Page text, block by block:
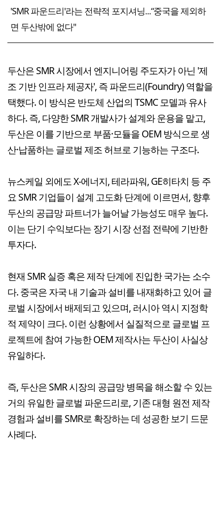
'SMR 파운드리'라는 전략적 포지셔닝...“중국을 제외하
면 두산밖에 없다"
두산은 SMR 시장에서 엔지니어링 주도자가 아닌 '제
조 기반 인프라 제공자', 즉 파운드리(Foundry) 역할을
택했다. 이 방식은 반도체 산업의 TSMC 모델과 유사
하다. 즉, 다양한 SMR 개발사가 설계와 운용을 맡고,
두산은 이를 기반으로 부품·모듈을 OEM 방식으로 생
산·납품하는 글로벌 제조 허브로 기능하는 구조다.
뉴스케일 외에도 X-에너지, 테라파워, GE히타치 등 주
요 SMR 기업들이 설계 고도화 단계에 이르면서, 향후
두산의 공급망 파트너가 늘어날 가능성도 매우 높다.
이는 단기 수익보다는 장기 시장 선점 전략에 기반한
투자다.
현재 SMR 실증 혹은 제작 단계에 진입한 국가는 소수
다. 중국은 자국 내 기술과 설비를 내재화하고 있어 글
로벌 시장에서 배제되고 있으며, 러시아 역시 지정학
적 제약이 크다. 이런 상황에서 실질적으로 글로벌 프
로젝트에 참여 가능한 OEM 제작사는 두산이 사실상
유일하다.
즉, 두산은 SMR 시장의 공급망 병목을 해소할 수 있는
거의 유일한 글로벌 파운드리로, 기존 대형 원전 제작
경험과 설비를 SMR로 확장하는 데 성공한 보기 드문
사례다.